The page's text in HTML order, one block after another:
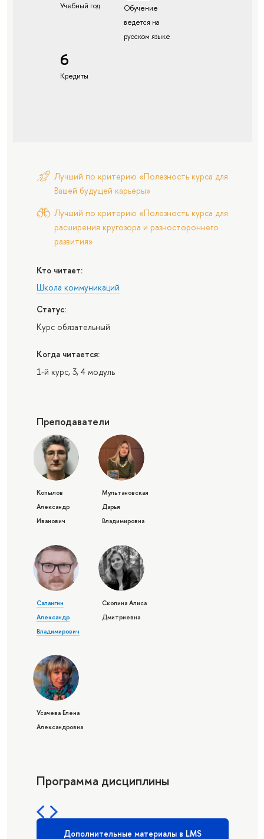
Учебный год
Обучение
ведется на
русском языке
6
Кредиты
Лучший по критерию «Полезность курса для
Вашей будущей карьеры»
Лучший по критерию «Полезность курса для
расширения кругозора и разностороннего
развития»
Кто читает:
Школа коммуникаций
Статус:
Курс обязательный
Когда читается:
1-й курс, 3, 4 модуль
Преподаватели
Копылов
Александр
Иванович
Мультановская
Дарья
Владимировна
Салангин
Александр
Владимирович
Скопина Алиса
Дмитриевна
Усачева Елена
Александровна
Программа дисциплины
Дополнительные материалы в LMS